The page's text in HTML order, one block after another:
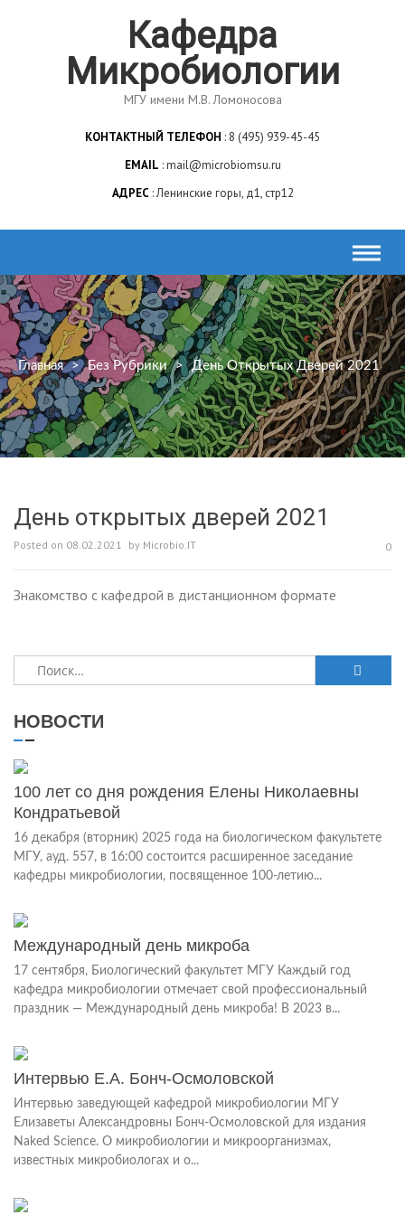
Кафедра
Микробиологии
МГУ имени М.В. Ломоносова
КОНТАКТНЫЙ ТЕЛЕФОН 8 (495) 939-45-45
EMAIL mail@microbiomsu.ru
АДРЕС Ленинские горы, д1, стр12
Главная > Без Рубрики > День Открытых Дверей 2021
День открытых дверей 2021
Posted on 08.02.2021 by Microbio.IT 0
Знакомство с кафедрой в дистанционном формате
Найти:
НОВОСТИ
100 лет со дня рождения Елены Николаевны
Кондратьевой
16 декабря (вторник) 2025 года на биологическом факультете
МГУ, ауд. 557, в 16:00 состоится расширенное заседание
кафедры микробиологии, посвященное 100-летию...
Международный день микроба
17 сентября, Биологический факультет МГУ Каждый год
кафедра микробиологии отмечает свой профессиональный
праздник — Международный день микроба! В 2023 в...
Интервью Е.А. Бонч-Осмоловской
Интервью заведующей кафедрой микробиологии МГУ
Елизаветы Александровны Бонч-Осмоловской для издания
Naked Science. О микробиологии и микроорганизмах,
известных микробиологах и о...